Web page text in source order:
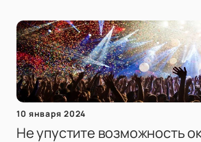
10 января 2024
Не упустите возможность